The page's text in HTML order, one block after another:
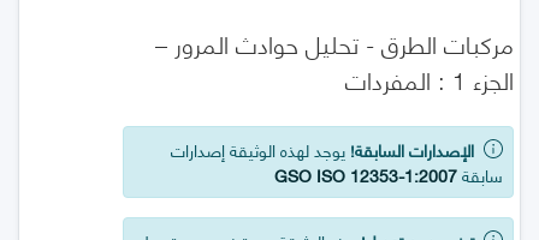
مركبات الطرق - تحليل حوادث المرور –
الجزء 1 : المفردات
الإصدارات السابقة! يوجد لهذه الوثيقة إصدارات
سابقةGSO ISO 12353-1:2007